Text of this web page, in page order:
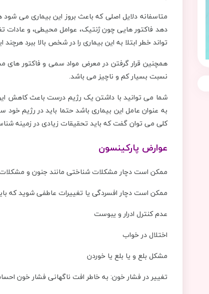
متاسفانه دلایل اصلی که باعث بروز این بیماری می
دهد فاکتور هایی چون ژنتیک، عوامل محیطی، و
تواند خطر ابتلا به این بیماری را در شخص بالا ببرد
همچنین قرار گرفتن در معرض مواد سمی و فاکتور های
نسبت بسیار کم و ناچیز می باشد.
شما می توانید با داشتن یک رژیم درست باعث کاهش
به عنوان عامل این بیماری باشد حتما باید در رژیم خود
کلی می توان گفت که باید تحقیقات زیادی در زمینه
عوارض پارکینسون
ممکن است دچار مشکلات شناختی مانند جنون و
ممکن است دچار افسردگی یا تغییرات عاطفی شوید که
عدم کنترل ادرار و یبوست
اختلال در خواب
مشکل بلع و یا بلع یا خوردن
تغییر در فشار خون: به خاطر افت ناگهانی فشار خون